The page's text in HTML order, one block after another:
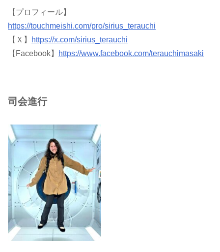
【プロフィール】
https://touchmeishi.com/pro/sirius_terauchi
【Ｘ】
https://x.com/sirius_terauchi
【Facebook】
https://www.facebook.com/terauchimasaki
司会進行